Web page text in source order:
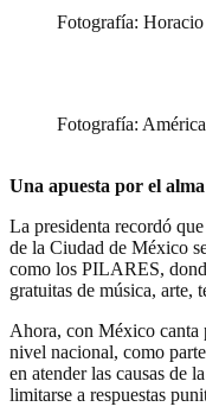
Fotografía: Horacio
Fotografía:
Una apuesta por el
La presidenta recordó
de la Ciudad de México
como los PILARES,
gratuitas de música, arte,
Ahora, con México canta
nivel nacional, como
en atender las causas de
limitarse a respuestas